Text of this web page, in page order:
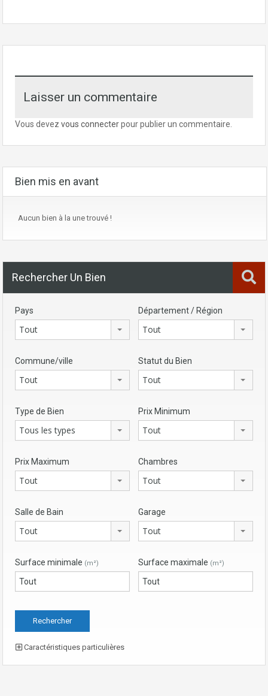
Laisser un commentaire
Vous devez vous connecterpour publier un commentaire.
Bien mis en avant
Aucun bien à la une trouvé !
Rechercher Un Bien
Pays
Tout
Département / Région
Tout
Commune/ville
Tout
Statut du Bien
Tout
Type de Bien
Tous les types
Prix Minimum
Tout
Prix Maximum
Tout
Chambres
Tout
Salle de Bain
Tout
Garage
Tout
Surface minimale (m²) Surface maximale (m²)
Caractéristiques particulières